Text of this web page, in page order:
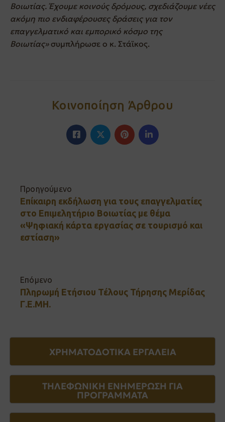
Βοιωτίας. Έχουμε κοινούς δρόμους, σχεδιάζουμε νέες
ακόμη πιο ενδιαφέρουσες δράσεις για τον
επαγγελματικό και εμπορικό κόσμο της
Βοιωτίας»συμπλήρωσε ο κ. Στάϊκος.
Κοινοποίηση Άρθρου
Προηγούμενο
Επίκαιρη εκδήλωση για τους επαγγελματίες
στο Επιμελητήριο Βοιωτίας με θέμα
«Ψηφιακή κάρτα εργασίας σε τουρισμό και
εστίαση»
Επόμενο
Πληρωμή Ετήσιου Τέλους Τήρησης Μερίδας
Γ.Ε.ΜΗ.
ΧΡΗΜΑΤΟΔΟΤΙΚΑ ΕΡΓΑΛΕΙΑ
ΤΗΛΕΦΩΝΙΚΗ ΕΝΗΜΕΡΩΣΗ ΓΙΑ
ΠΡΟΓΡΑΜΜΑΤΑ